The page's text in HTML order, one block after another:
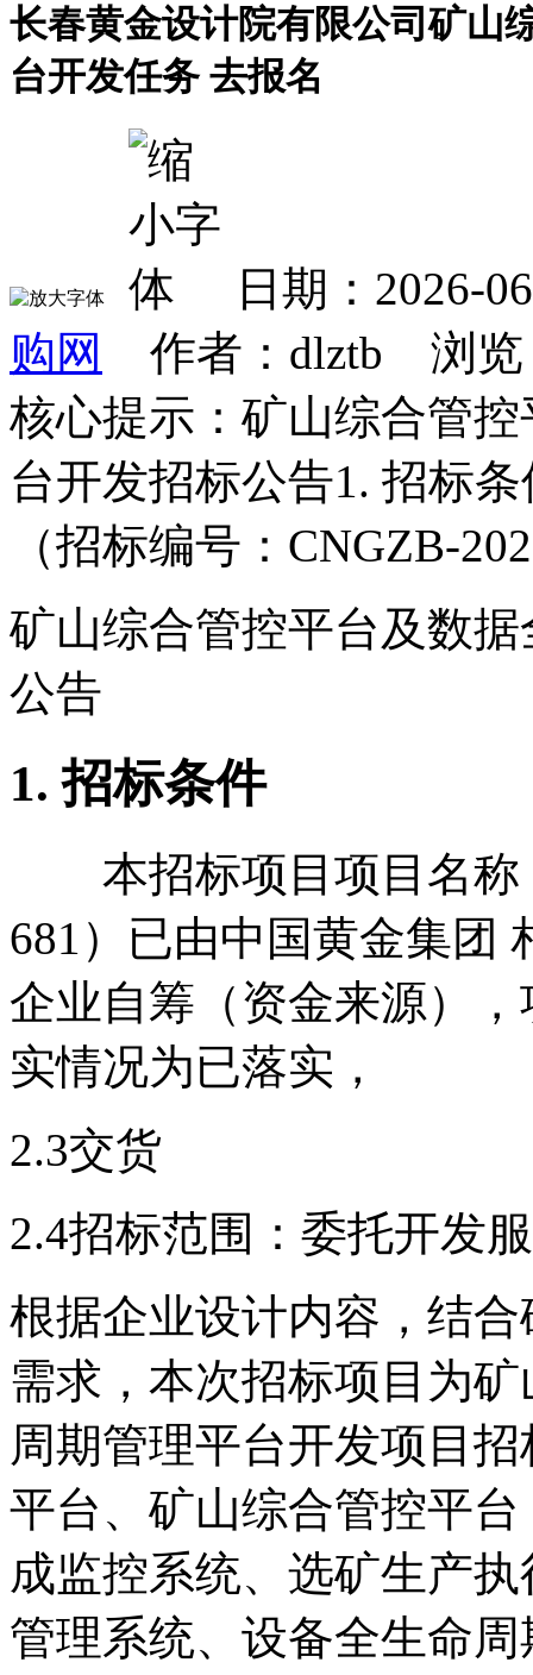
长春黄金设计院有限公司矿山
台开发任务 去报名
日期：2026-
购网
作者：dlztb 浏览
核心提示：矿山综合管
台开发招标公告1. 招
（招标编号：CNGZB-
矿山综合管控平台及数据
公告
1.招标条件
本招标项目 项目名称
681 ） 已由中 国黄金集团
企业自筹 （资金来源）
实情况为已落实 ，
2.3交货
2.4招标范围： 委托开发
根据企业设计内容，结
需求，本次招标项目为矿
周期管理平台开发项目招
平台、 矿山综合管控平
成监控系统、选矿生产
管理系统、设备全生命